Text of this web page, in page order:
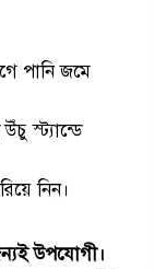
পানি জমে
স্ট্যান্ডে
নিন।
উপযোগী।